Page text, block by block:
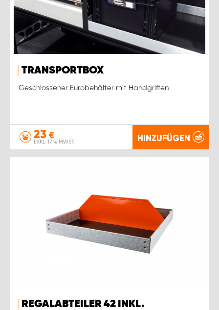
TRANSPORTBOX
Geschlossener Eurobehälter mit Handgriffen
23 €
EXKL. 17 % MWST. HINZUFÜGEN
REGALABTEILER 42 INKL.